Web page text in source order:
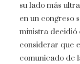
su lado más
en un congreso
ministra
considerar que
comunicado de